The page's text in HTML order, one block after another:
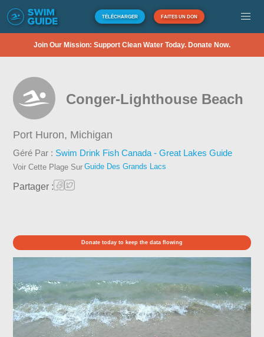
TÉLÉCHARGER FAITES UN DON
Join Our Mission: Support Clean Water Today. Donate Now.
Conger-Lighthouse Beach
Port Huron, Michigan
Géré Par : Swim Drink Fish Canada - Great Lakes Guide
Voir Cette Plage Sur Guide Des Grands Lacs
Partager :
Donate today to keep the data flowing